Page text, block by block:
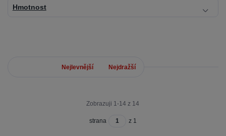
Hmotnost
Nejlevnější Nejdražší
Zobrazuji 1-14 z 14
strana z 1